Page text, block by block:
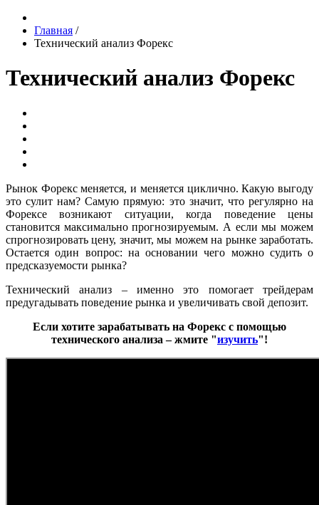
Главная /
Технический анализ Форекс
Технический анализ Форекс
Рынок Форекс меняется, и меняется циклично. Какую выгоду
это сулит нам? Самую прямую: это значит, что регулярно на
Форексе возникают ситуации, когда поведение цены
становится максимально прогнозируемым. А если мы можем
спрогнозировать цену, значит, мы можем на рынке заработать.
Остается один вопрос: на основании чего можно судить о
предсказуемости рынка?
Технический анализ – именно это помогает трейдерам
предугадывать поведение рынка и увеличивать свой депозит.
Если хотите зарабатывать на Форекс с помощью
технического анализа – жмите "изучить"!